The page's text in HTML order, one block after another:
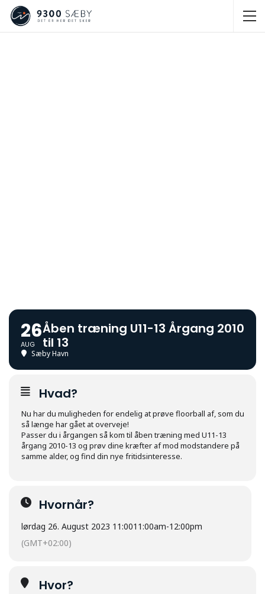
26
AUG
Åben træning U11-13 Årgang 2010
til 13
Sæby Havn
Hvad?
Nu har du muligheden for endelig at prøve floorball af, som du
så længe har gået at overveje!
Passer du i årgangen så kom til åben træning med U11-13
årgang 2010-13 og prøv dine kræfter af mod modstandere på
samme alder, og find din nye fritidsinteresse.
Hvornår?
lørdag 26. August 2023 11:0011:00am-12:00pm
(GMT+02:00)
Hvor?